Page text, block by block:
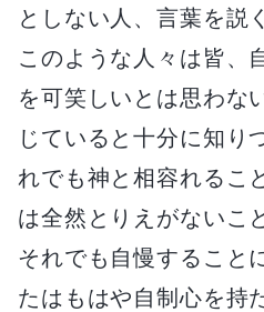
としない人、言葉を説
このような人々は皆、
を可笑しいとは思わな
じていると十分に知り
れでも神と相容れるこ
は全然とりえがないこ
それでも自慢すること
たはもはや自制心を持